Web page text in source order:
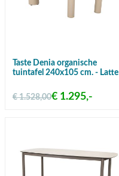
Taste Denia organische
tuintafel 240x105 cm. - Latte
€ 1.528,00€ 1.295,-